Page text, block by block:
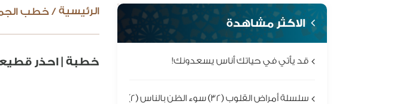
الرئيسية / خطب
خطبة | احذر
الاكثر مشاهدة
قد يأتي في حياتك أناس يسعدونك!
سلسلة أمراض القلوب (32) سوء الظن بالناس (2)